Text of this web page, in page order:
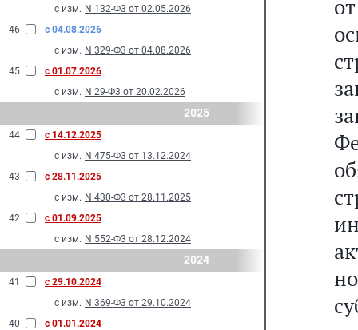
с изм. N 132-Ф3 от 02.05.2026
46
с 04.08.2026
с изм. N 329-Ф3 от 04.08.2026
45
с 01.07.2026
с изм. N 29-Ф3 от 20.02.2026
2025
44
с 14.12.2025
с изм. N 475-Ф3 от 13.12.2024
43
с 28.11.2025
с изм. N 430-Ф3 от 28.11.2025
42
с 01.09.2025
с изм. N 552-Ф3 от 28.12.2024
2024
41
с 29.10.2024
с изм. N 369-Ф3 от 29.10.2024
40
с 01.01.2024